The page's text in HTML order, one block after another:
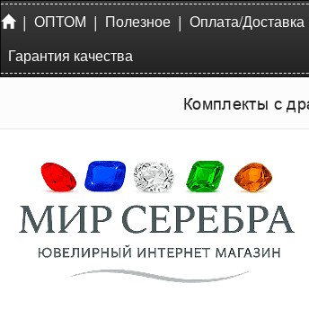
| ОПТОМ | Полезное | Оплата/Доставка
Гарантия качества
Комплекты с